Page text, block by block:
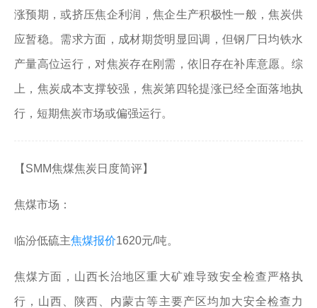
涨预期，或挤压焦企利润，焦企生产积极性一般，焦炭供
应暂稳。需求方面，成材期货明显回调，但钢厂日均铁水
产量高位运行，对焦炭存在刚需，依旧存在补库意愿。综
上，焦炭成本支撑较强，焦炭第四轮提涨已经全面落地执
行，短期焦炭市场或偏强运行。
【SMM焦煤焦炭日度简评】
焦煤市场：
临汾低硫主焦煤报价1620元/吨。
焦煤方面，山西长治地区重大矿难导致安全检查严格执
行，山西、陕西、内蒙古等主要产区均加大安全检查力